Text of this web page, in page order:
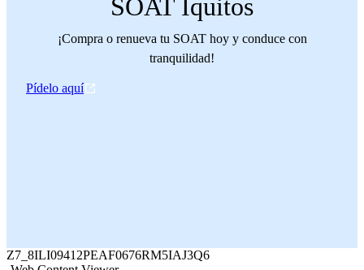
SOAT Iquitos
¡Compra o renueva tu SOAT hoy y conduce con
tranquilidad!
Pídelo aquí
Z7_8ILI09412PEAF0676RM5IAJ3Q6